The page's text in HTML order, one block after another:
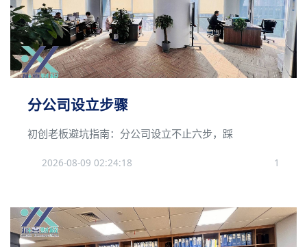
分公司设立步骤
初创老板避坑指南：分公司设立不止六步，踩
2026-08-09 02:24:18 1